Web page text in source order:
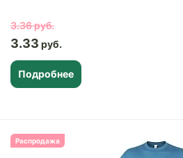
3.36
3.33
Подробнее
Распродажа